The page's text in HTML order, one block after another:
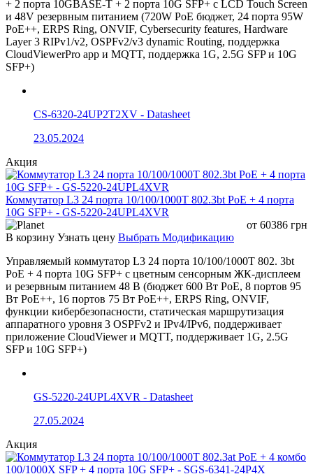
MSTP, G.8032 ERPS, одиночное кольцо и подкольцо
Multicast: поддержка IGMP snooping
QoS: классы, маркировка, планирование очередей
Strict Priority и Weighted Round Robin, ограничение
скорости на входе/выходе на основе порта и QoS
защита IP-источника, привязка IP/Port/MAC,
изоляция портов
аутентификация входа; SNMP v1/v2c/v3; веб-
управление HTTP 1.1 и HTTPS; Syslog и
классификация тревог; RMON (удалённый
мониторинг) тревоги/события/история; NTP,
мониторинг температуры; Ping, Tracert и DDM для
оптических трансиверов; TFTP Client, Telnet Server,
SSH Server, управление IPv6; управление PoE
восстановление конфигурации через Web GUI, FTP
и TFTP
Технические характеристики
Номер модели
Интерфейс
Оптические
4 16 8
+ 2 порта 10GBASE-T + 2 порта 10G SFP+ с LCD Touch Screen
и 48V резервным питанием (720W PoE бюджет, 24 порта 95W
PoE++, ERPS Ring, ONVIF, Cybersecurity features, Hardware
Layer 3 RIPv1/v2, OSPFv2/v3 dynamic Routing, поддержка
CloudViewerPro app и MQTT, поддержка 1G, 2.5G SFP и 10G
SFP+)
CS-6320-24UP2T2XV - Datasheet
23.05.2024
Акция
Коммутатор L3 24 порта 10/100/1000T 802.3bt PoE + 4 порта
10G SFP+ - GS-5220-24UPL4XVR
от 60386 грн
В корзину Узнать цену Выбрать Модификацию
Управляемый коммутатор L3 24 порта 10/100/1000T 802. 3bt
PoE + 4 порта 10G SFP+ с цветным сенсорным ЖК-дисплеем
и резервным питанием 48 В (бюджет 600 Вт PoE, 8 портов 95
Вт PoE++, 16 портов 75 Вт PoE++, ERPS Ring, ONVIF,
функции кибербезопасности, статическая маршрутизация
аппаратного уровня 3 OSPFv2 и IPv4/IPv6, поддерживает
приложение CloudViewer и MQTT, поддерживает 1G, 2.5G
SFP и 10G SFP+)
GS-5220-24UPL4XVR - Datasheet
27.05.2024
Акция